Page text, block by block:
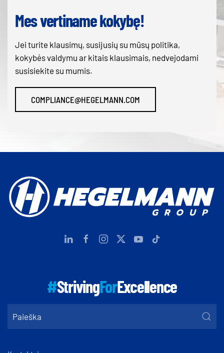
Mes vertiname kokybę!
Jei turite klausimų, susijusių su mūsų politika,
kokybės valdymu ar kitais klausimais, nedvejodami
susisiekite su mumis.
COMPLIANCE@HEGELMANN.COM
#StrivingForExcellence